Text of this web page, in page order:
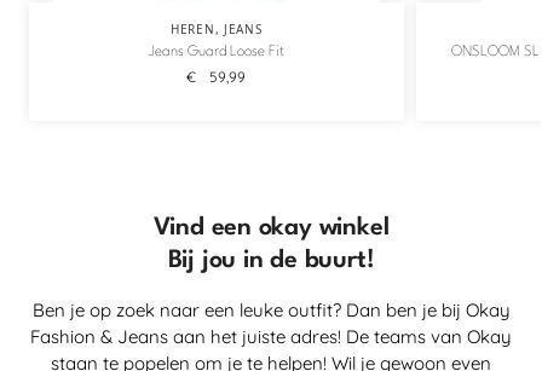
HEREN, JEANS
Jeans Guard Loose Fit
€ 59,99
ONSLOOM
Vind een okay winkel
Bij jou in de buurt!
Ben je op zoek naar een leuke outfit? Dan ben je bij Okay
Fashion & Jeans aan het juiste adres! De teams van Okay
staan te popelen om je te helpen! Wil je gewoon even